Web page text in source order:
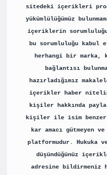
sitedeki içerikleri
yükümlülüğümüz
içeriklerin
bu sorumluluğu
herhangi bir
bağlantısı
hazırladığımız
içerikler haber niteliği
kişiler hakkında
kişiler ile isim
kar amacı gütmeyen
platformudur. Hukuka
düşündüğünüz
adresine